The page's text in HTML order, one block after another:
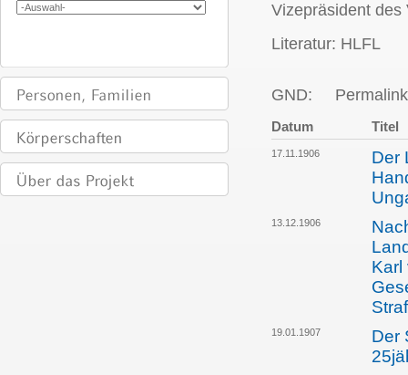
Vizepräsident
Literatur: HLFL
GND:
Datum Titel
17.11.1906
Der
13.12.1906
Karl
19.01.1907
Der